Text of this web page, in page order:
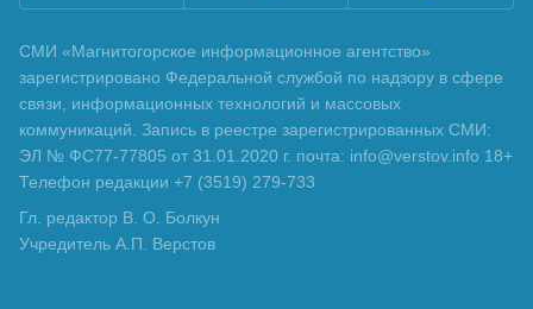
СМИ «Магнитогорское информационное агентство»
зарегистрировано Федеральной службой по надзору в сфере
связи, информационных технологий и массовых
коммуникаций. Запись в реестре зарегистрированных СМИ:
ЭЛ № ФС77-77805 от 31.01.2020 г. почта: info@verstov.info 18+
Телефон редакции +7 (3519) 279-733
Гл. редактор В. О. Болкун
Учредитель А.П. Верстов